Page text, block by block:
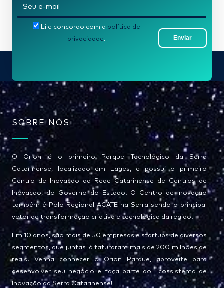
-
*
Enviar
Li e concordo com a política de
privacidade.
SOBRE NÓS
O Orion é o primeiro Parque Tecnológico da Serra
Catarinense, localizado em Lages, e possui o primeiro
Centro de Inovação da Rede Catarinense de Centros de
Inovação, do Governo do Estado. O Centro de Inovação
também é Polo Regional ACATE na Serra sendo o principal
vetor de transformação criativa e tecnológica da região.
Em 10 anos, são mais de 50 empresas e startups de diversos
segmentos, que juntas já faturaram mais de 200 milhões de
reais. Venha conhecer o Orion Parque, aproveite para
desenvolver seu negócio e faça parte do Ecossistema de
Inovação da Serra Catarinense!